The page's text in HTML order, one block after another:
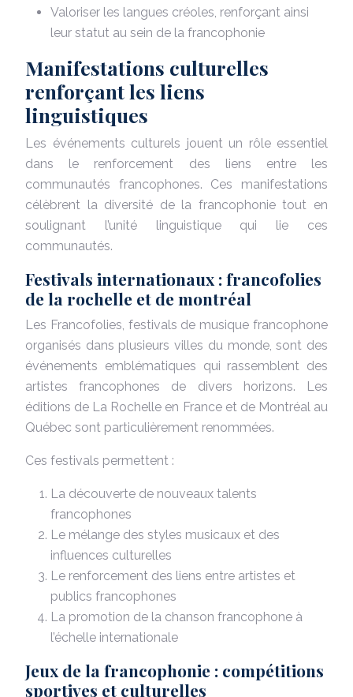
Valoriser les langues créoles, renforçant ainsi
leur statut au sein de la francophonie
Manifestations culturelles
renforçant les liens
linguistiques
Les événements culturels jouent un rôle essentiel
dans le renforcement des liens entre les
communautés francophones. Ces manifestations
célèbrent la diversité de la francophonie tout en
soulignant l’unité linguistique qui lie ces
communautés.
Festivals internationaux : francofolies
de la rochelle et de montréal
Les Francofolies, festivals de musique francophone
organisés dans plusieurs villes du monde, sont des
événements emblématiques qui rassemblent des
artistes francophones de divers horizons. Les
éditions de La Rochelle en France et de Montréal au
Québec sont particulièrement renommées.
Ces festivals permettent :
La découverte de nouveaux talents
francophones
Le mélange des styles musicaux et des
influences culturelles
Le renforcement des liens entre artistes et
publics francophones
La promotion de la chanson francophone à
l’échelle internationale
Jeux de la francophonie : compétitions
sportives et culturelles